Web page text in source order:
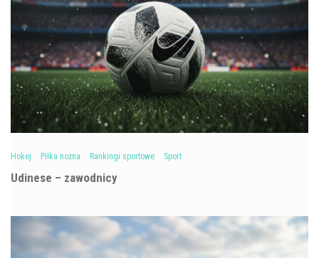
Hokej Piłka nożna Rankingi sportowe Sport
Udinese – zawodnicy